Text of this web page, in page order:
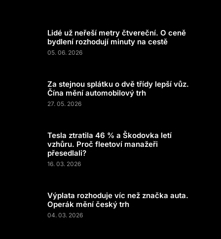
Lidé už neřeší metry čtvereční. O ceně
bydlení rozhodují minuty na cestě
05. 06. 2026
Za stejnou splátku o dvě třídy lepší vůz.
Čína mění automobilový trh
27. 05. 2026
Tesla ztratila 46 % a Škodovka letí
vzhůru. Proč fleetoví manažeři
přesedlali?
16. 03. 2026
Výplata rozhoduje víc než značka auta.
Operák mění český trh
04. 03. 2026